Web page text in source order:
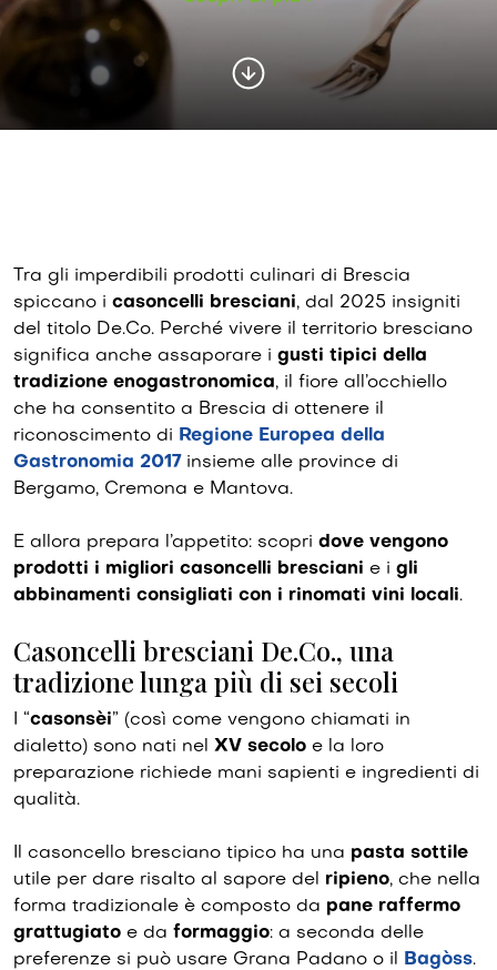
Tra gli imperdibili prodotti culinari di Brescia
spiccano i casoncelli bresciani, dal 2025 insigniti
del titolo De.Co. Perché vivere il territorio bresciano
significa anche assaporare i gusti tipici della
tradizione enogastronomica, il fiore all’occhiello
che ha consentito a Brescia di ottenere il
riconoscimento di Regione Europea della
Gastronomia 2017 insieme alle province di
Bergamo, Cremona e Mantova.
E allora prepara l’appetito: scopri dove vengono
prodotti i migliori casoncelli bresciani e i gli
abbinamenti consigliati con i rinomati vini locali.
Casoncelli bresciani De.Co., una
tradizione lunga più di sei secoli
I “casonsèi” (così come vengono chiamati in
dialetto) sono nati nel XV secolo e la loro
preparazione richiede mani sapienti e ingredienti di
qualità.
Il casoncello bresciano tipico ha una pasta sottile
utile per dare risalto al sapore del ripieno, che nella
forma tradizionale è composto da pane raffermo
grattugiato e da formaggio: a seconda delle
preferenze si può usare Grana Padano o il
Bagòss.